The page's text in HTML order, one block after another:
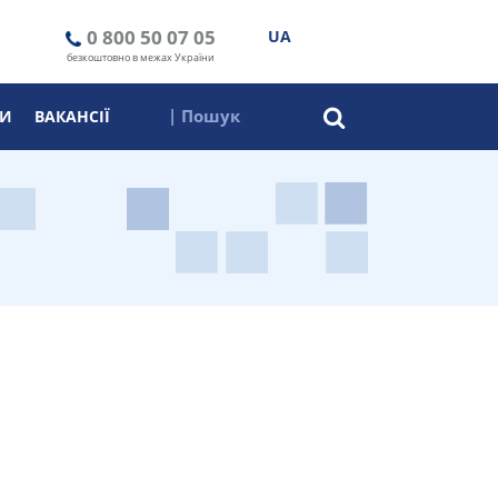
0 800 50 07 05
безкоштовно в межах України
UA
ВАКАНСІЇ